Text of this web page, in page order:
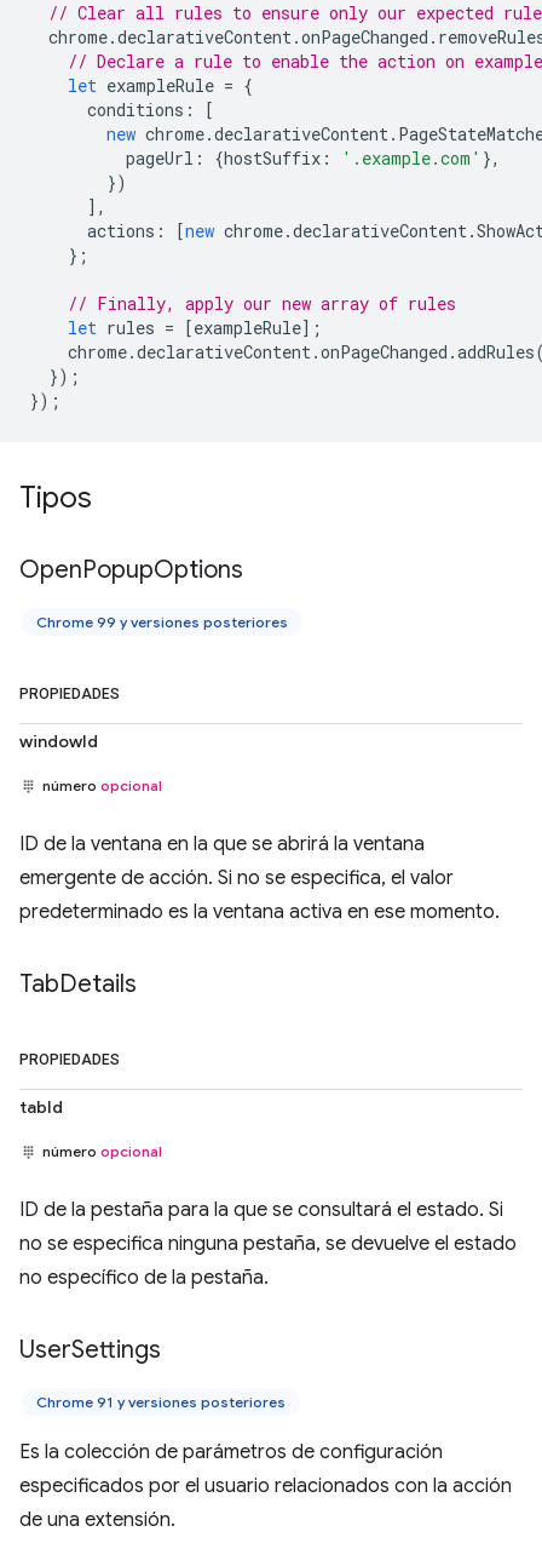
// Clear all rules to ensure only our expected
chrome.declarativeContent.onPageChanged .
// Declare a rule to enable the action on
let exampleRule = {
conditions :
[
new chrome.declarativeContent.
pageUrl : {hostSuffix : '.example.com' },
})
],
actions : [new chrome.declarativeContent.
};
// Finally, apply our new array of rules
let rules = [exampleRule];
chrome.declarativeContent.onPageChanged .addRules
});
});
Tipos
OpenPopupOptions
Chrome 99 y versiones posteriores
PROPIEDADES
windowId
número opcional
ID de la ventana en la que se abrirá la ventana
emergente de acción. Si no se especifica, el valor
predeterminado es la ventana activa en ese momento.
TabDetails
PROPIEDADES
tabId
número opcional
ID de la pestaña para la que se consultará el estado. Si
no se especifica ninguna pestaña, se devuelve el estado
no específico de la pestaña.
UserSettings
Chrome 91 y versiones posteriores
Es la colección de parámetros de configuración
especificados por el usuario relacionados con la acción
de una extensión.